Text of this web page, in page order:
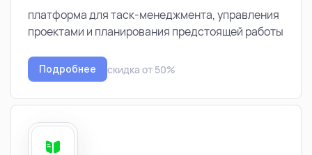
платформа для таск-менеджмента, управления
проектами и планирования предстоящей работы
Подробнее скидка от 50%